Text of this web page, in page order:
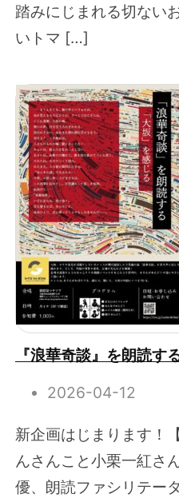
踏みにじまれる切ない
いトマ […]
『浪華奇談』を朗読す
2026-04-12
新企画はじまります！
んさんこと小栗一紅さ
優、朗読ファシリテー